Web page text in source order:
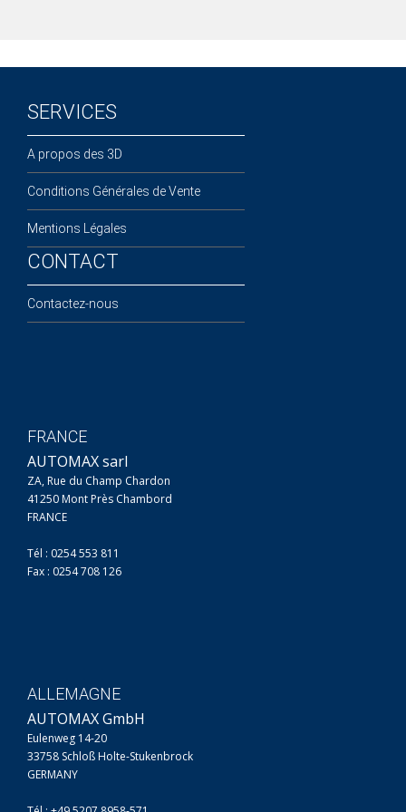
SERVICES
A propos des 3D
Conditions Générales de Vente
Mentions Légales
CONTACT
Contactez-nous
FRANCE
AUTOMAX sarl
ZA, Rue du Champ Chardon
41250 Mont Près Chambord
FRANCE
Tél : 0254 553 811
Fax : 0254 708 126
ALLEMAGNE
AUTOMAX GmbH
Eulenweg 14-20
33758 Schloß Holte-Stukenbrock
GERMANY